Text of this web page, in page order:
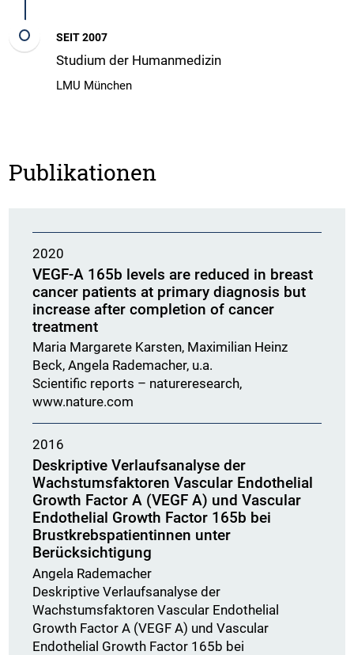
SEIT 2007
Studium der Humanmedizin
LMU München
Publikationen
2020
VEGF-A 165b levels are reduced in breast
cancer patients at primary diagnosis but
increase after completion of cancer
treatment
Maria Margarete Karsten, Maximilian Heinz
Beck, Angela Rademacher, u.a.
Scientific reports – natureresearch,
www.nature.com
2016
Deskriptive Verlaufsanalyse der
Wachstumsfaktoren Vascular Endothelial
Growth Factor A (VEGF A) und Vascular
Endothelial Growth Factor 165b bei
Brustkrebspatientinnen unter
Berücksichtigung
Angela Rademacher
Deskriptive Verlaufsanalyse der
Wachstumsfaktoren Vascular Endothelial
Growth Factor A (VEGF A) und Vascular
Endothelial Growth Factor 165b bei